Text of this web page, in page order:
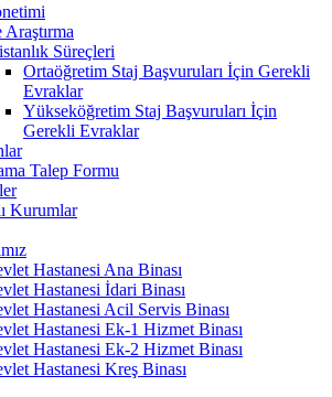
Süreçleri
Ortaöğretim Staj Başvuruları İçin Gerekli
Evraklar
Yükseköğretim Staj Başvuruları İçin
Gerekli Evraklar
Talep Formu
Kurumlar
Hastanesi Ana Binası
Hastanesi İdari Binası
Hastanesi Acil Servis Binası
Hastanesi Ek-1 Hizmet Binası
Hastanesi Ek-2 Hizmet Binası
Hastanesi Kreş Binası